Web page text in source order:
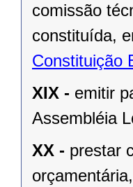
comissão
constituída,
Constituição
XIX - emitir
Assembléia
XX - prestar